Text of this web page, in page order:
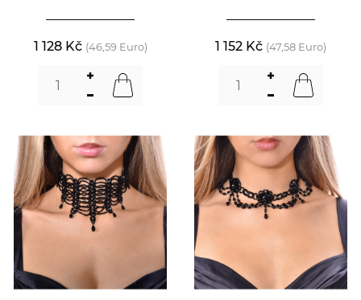
1 128 Kč (46,59 Euro) 1 152 Kč (47,58 Euro)